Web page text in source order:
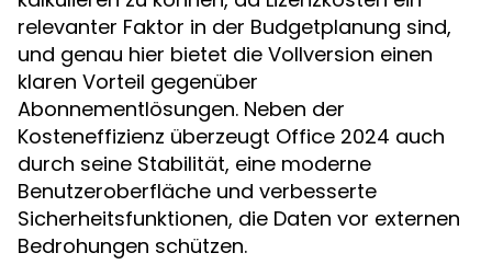
relevanter Faktor in der Budgetplanung sind,
und genau hier bietet die Vollversion einen
klaren Vorteil gegenüber
Abonnementlösungen. Neben der
Kosteneffizienz überzeugt Office 2024 auch
durch seine Stabilität, eine moderne
Benutzeroberfläche und verbesserte
Sicherheitsfunktionen, die Daten vor externen
Bedrohungen schützen.